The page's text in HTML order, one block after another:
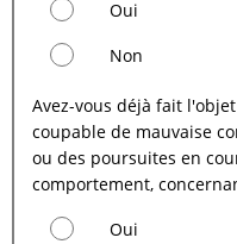
Oui
Non
Avez-vous déjà fait
coupable de mauvaise conduite, ou y a-t-il des enquêtes
ou des poursuites en cours relativement à
comportement,
Oui